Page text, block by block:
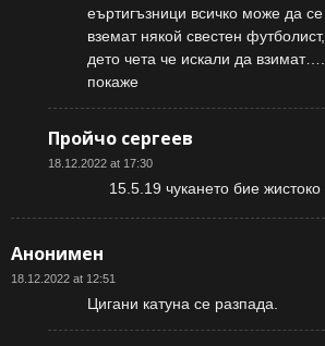
еъртигъзници всичко може да
вземат някой свестен
дето чета че искали да
покаже
Пройчо сергеев
18.12.2022 at 17:30
15.5.19 чукането бие жистоко
Анонимен
18.12.2022 at 12:51
Цигани катуна се разпада.